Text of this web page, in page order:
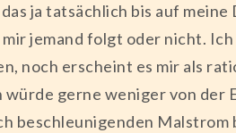
ja tatsächlich bis auf
mir jemand folgt oder nicht.
noch erscheint es mir als
würde gerne weniger von
beschleunigenden